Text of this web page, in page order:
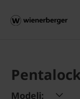
Modeli: